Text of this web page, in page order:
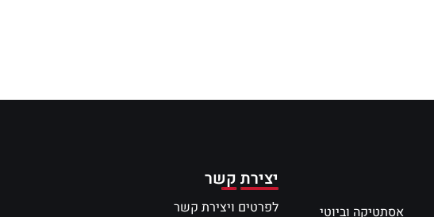
אסתטיקה וביוטי
יצירת קשר
לפרטים ויצירת קשר